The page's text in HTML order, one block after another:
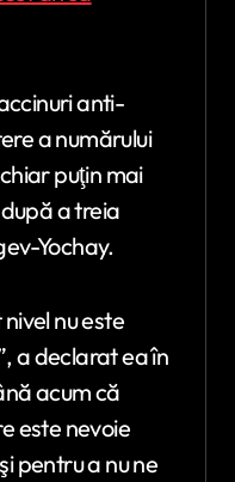
anti-
a numărului
puţin mai
a treia
Yochay.
nu este
a declarat ea în
acum că
este nevoie
pentru a nu ne